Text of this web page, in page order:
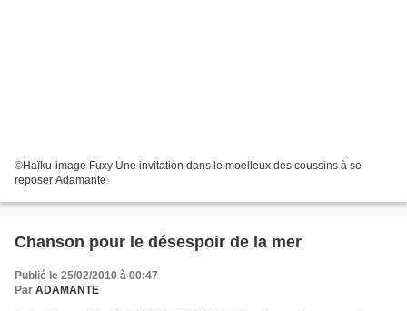
©Haïku-image Fuxy Une invitation dans le moelleux des coussins à se
reposer Adamante
Chanson pour le désespoir de la mer
Publié le 25/02/2010 à 00:47
Par ADAMANTE